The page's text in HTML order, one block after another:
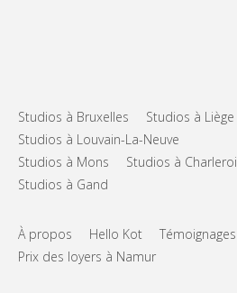
Studios à Bruxelles Studios à Liège
Studios à Louvain-La-Neuve
Studios à Mons
Studios à Charleroi
Studios à Gand
À propos Hello Kot
Témoignages
Prix des loyers à Namur